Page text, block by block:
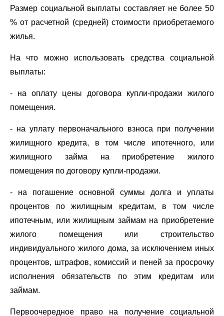
Размер социальной выплаты составляет не более 50
% от расчетной (средней) стоимости приобретаемого
жилья.
На что можно использовать средства социальной
выплаты:
- на оплату цены договора купли-продажи жилого
помещения.
- на уплату первоначального взноса при получении
жилищного кредита, в том числе ипотечного, или
жилищного займа на приобретение жилого
помещения по договору купли-продажи.
- на погашение основной суммы долга и уплаты
процентов по жилищным кредитам, в том числе
ипотечным, или жилищным займам на приобретение
жилого помещения или строительство
индивидуального жилого дома, за исключением иных
процентов, штрафов, комиссий и пеней за просрочку
исполнения обязательств по этим кредитам или
займам.
Первоочередное право на получение социальной